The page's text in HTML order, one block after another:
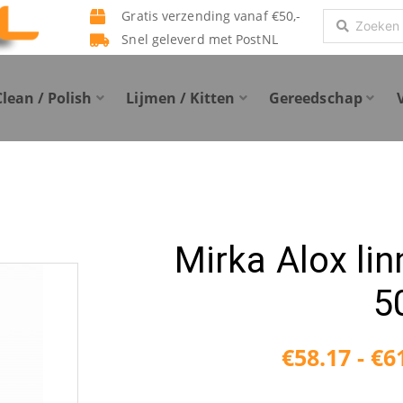
Gratis verzending vanaf €50,-
Snel geleverd met PostNL
Search
...
/ Polish Lijmen / Kitten Gereedschap
Mirka Alox
€58.17 - €